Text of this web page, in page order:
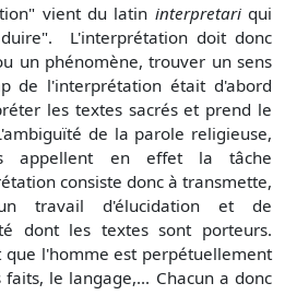
vient du latin interpretariqui
L'interprétation doit donc
un phénomène, trouver un sens
de l'interprétation était d'abord
les textes sacrés et prend le
de la parole religieuse,
appellent en effet la tâche
consiste donc à transmette,
travail d'élucidation et de
dont les textes sont porteurs.
que l'homme est perpétuellement
le langage,... Chacun a donc